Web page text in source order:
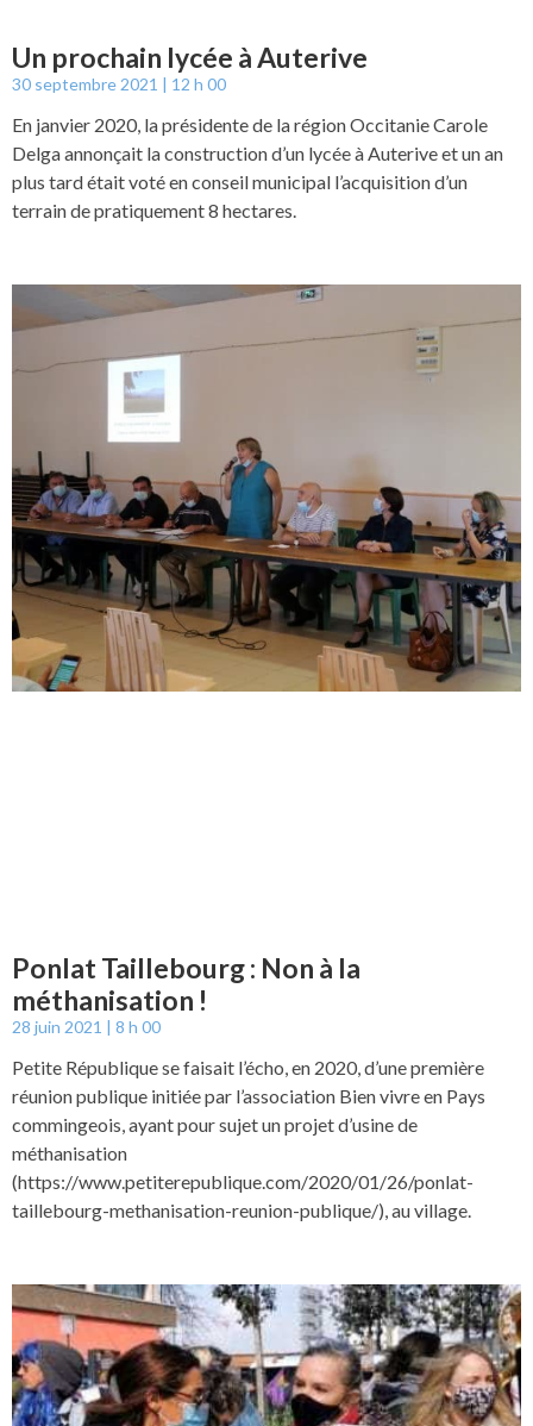
Un prochain lycée à Auterive
30 septembre 2021 12 h 00
En janvier 2020, la présidente de la région Occitanie Carole
Delga annonçait la construction d’un lycée à Auterive et un an
plus tard était voté en conseil municipal l’acquisition d’un
terrain de pratiquement 8 hectares.
Ponlat Taillebourg : Non à la
méthanisation !
28 juin 2021 8 h 00
Petite République se faisait l’écho, en 2020, d’une première
réunion publique initiée par l’association Bien vivre en Pays
commingeois, ayant pour sujet un projet d’usine de
méthanisation
(https://www.petiterepublique.com/2020/01/26/ponlat-
taillebourg-methanisation-reunion-publique/), au village.